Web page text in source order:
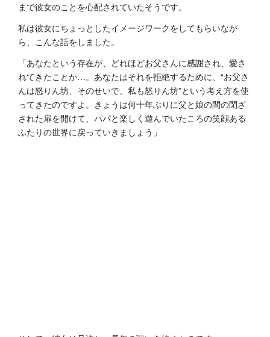
まで彼女のことを心配されていたそうです。
私は彼女にちょっとしたイメージワークをしてもらいなが
ら、こんな話をしました。
「あなたという存在が、どれほどお父さんに感謝され、愛さ
れてきたことか…。あなたはそれを拒絶するために、“お父さ
んは怒りん坊、そのせいで、私も怒りん坊”という考え方を使
ってきたのですよ。きょうは何十年ぶりに父と娘の間の閉ざ
された扉を開けて、パパと楽しく遊んでいたころの笑顔ある
ふたりの世界に戻っていきましょう」